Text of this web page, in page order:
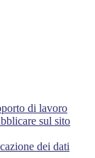
di lavoro
sul sito
dei dati